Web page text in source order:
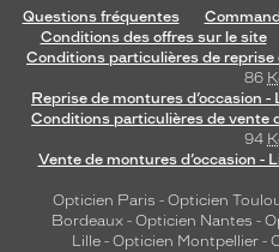
Questions fréquentes
Conditions des offres sur le site
Conditions particulières de reprise
86
Reprise de montures d’occasion
Conditions particulières de vente
94
Vente de montures d’occasion -
Opticien Paris - Opticien
Bordeaux- Opticien Nantes -
Lille - Opticien Montpellier -